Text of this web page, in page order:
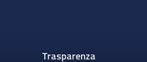
Trasparenza